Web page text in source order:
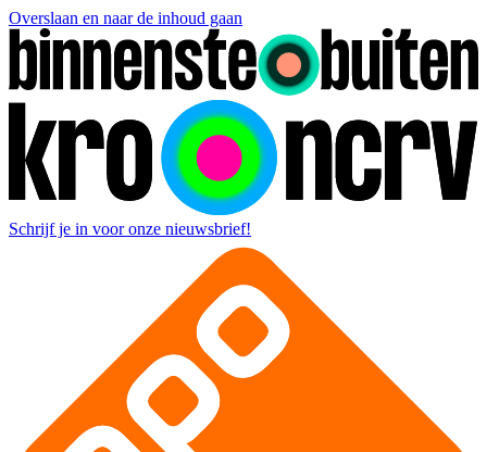
Overslaan en naar de inhoud gaan
Schrijf je in voor onze nieuwsbrief!